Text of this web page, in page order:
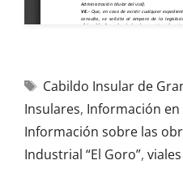
Cabildo Insular de
Insulares, Información
Información sobre las
Industrial “El Goro”,